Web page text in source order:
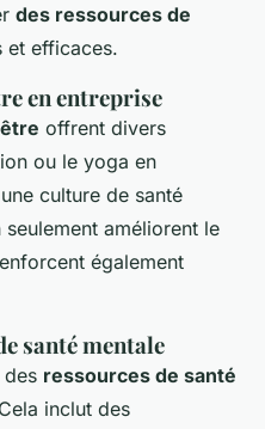
des ressources de
et efficaces.
en entreprise
offrent divers
ou le yoga en
culture de santé
améliorent le
également
santé mentale
ressources de santé
inclut des